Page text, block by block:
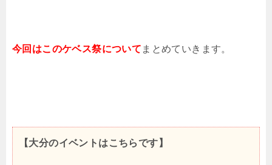
今回はこのケベス祭について まとめていきます。
【大分のイベントはこちらです】